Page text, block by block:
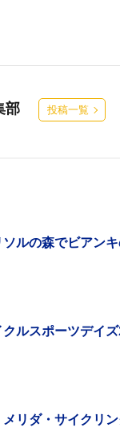
サイクリングやハイ
ある火山景観に
、紅葉の那須岳
部 投稿一覧
ルの森でビアン
ルスポーツデイ
メリダ・サイクリ